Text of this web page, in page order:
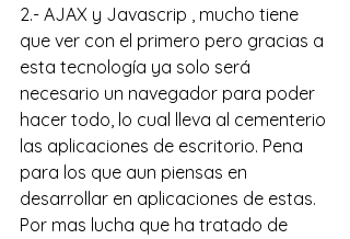
2.- AJAX y Javascrip , mucho tiene
que ver con el primero pero gracias a
esta tecnología ya solo será
necesario un navegador para poder
hacer todo, lo cual lleva al cementerio
las aplicaciones de escritorio. Pena
para los que aun piensas en
desarrollar en aplicaciones de estas.
Por mas lucha que ha tratado de